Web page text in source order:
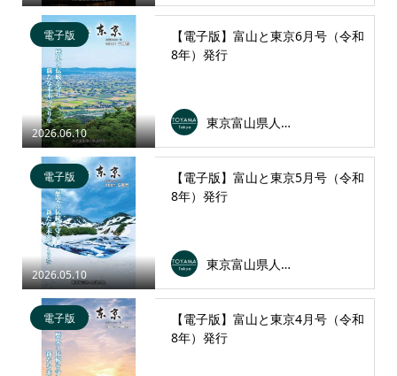
2026.06.10
電子版
【電子版】富山と東京6月号（令和
8年）発行
東京富山県人会連合会
2026.05.10
電子版
【電子版】富山と東京5月号（令和
8年）発行
東京富山県人会連合会
電子版
【電子版】富山と東京4月号（令和
8年）発行